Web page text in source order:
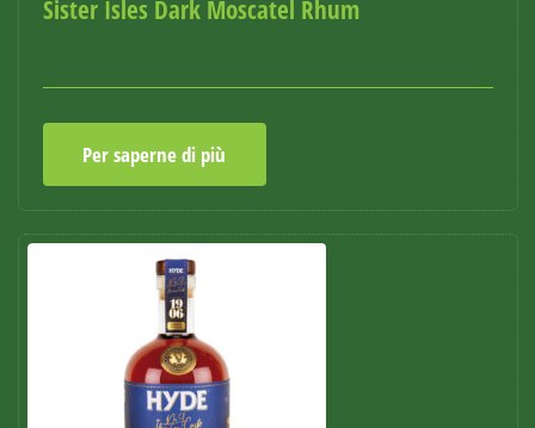
Sister Isles Dark Moscatel Rhum
Per saperne di più